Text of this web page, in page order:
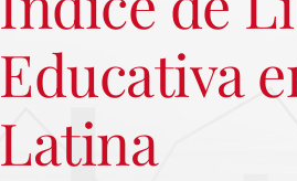
Educativa
Latina